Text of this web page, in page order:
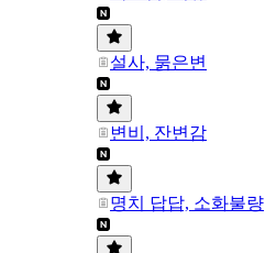
설사, 묽은변
변비, 잔변감
명치 답답, 소화불량